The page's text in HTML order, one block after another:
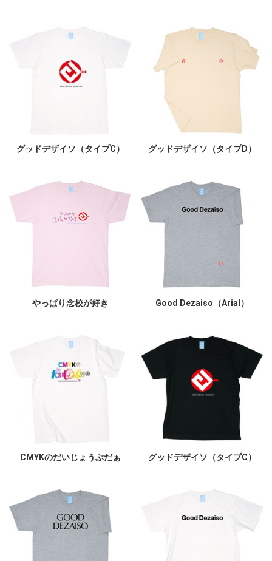
グッドデザイソ（タイプC） グッドデザイソ（タイプD）
やっぱり念校が好き Good Dezaiso（Arial）
CMYKのだいじょうぶだぁ グッドデザイソ（タイプC）